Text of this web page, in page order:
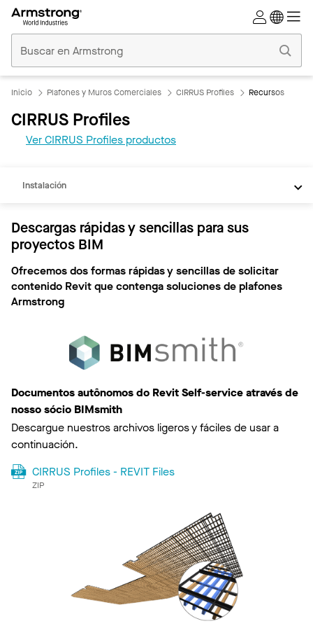
Comerciales
Inicio
Inicio Plafones y Muros Comerciales CIRRUS Profiles Recursos
CIRRUS Profiles
Ver CIRRUS Profiles productos
REVIT
Instalación
Descargas rápidas y sencillas para sus
proyectos BIM
Ofrecemos dos formas rápidas y sencillas de solicitar
contenido Revit que contenga soluciones de plafones
Armstrong
Documentos autônomos do Revit Self-service através de
nosso sócio BIMsmith
Descargue nuestros archivos ligeros y fáciles de usar a
continuación.
CIRRUS Profiles - REVIT Files
ZIP